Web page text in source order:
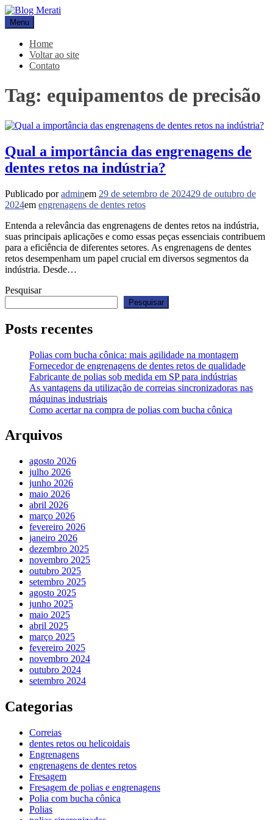
Pular
para
o
conteúdo
Blog Merati
Líder na fabricação de peças para Indústrias
Menu
Home
Voltar ao site
Contato
Tag: equipamentos de precisão
Qual a importância das engrenagens de
dentes retos na indústria?
Publicado poradminem 29 de setembro de 202429 de outubro de
2024em engrenagens de dentes retos
Entenda a relevância das engrenagens de dentes retos na indústria,
suas principais aplicações e como essas peças essenciais contribuem
para a eficiência de diferentes setores. As engrenagens de dentes
retos desempenham um papel crucial em diversos segmentos da
indústria. Desde…
Pesquisar
Pesquisar
Posts recentes
Polias com bucha cônica: mais agilidade na montagem
Fornecedor de engrenagens de dentes retos de qualidade
Fabricante de polias sob medida em SP para indústrias
As vantagens da utilização de correias sincronizadoras nas
máquinas industriais
Como acertar na compra de polias com bucha cônica
Arquivos
agosto 2026
julho 2026
junho 2026
maio 2026
abril 2026
março 2026
fevereiro 2026
janeiro 2026
dezembro 2025
novembro 2025
outubro 2025
setembro 2025
agosto 2025
junho 2025
maio 2025
abril 2025
março 2025
fevereiro 2025
novembro 2024
outubro 2024
setembro 2024
Categorias
Correias
dentes retos ou helicoidais
Engrenagens
engrenagens de dentes retos
Fresagem
Fresagem de polias e engrenagens
Polia com bucha cônica
Polias